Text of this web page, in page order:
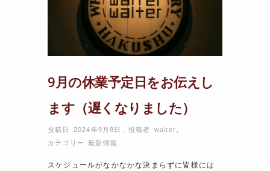
9月の休業予定日をお伝えし
ます（遅くなりました）
投稿日 2024年9月8日 ,投稿者 waiter
カテゴリー最新情報
スケジュールがなかなかな決まらずに皆様には